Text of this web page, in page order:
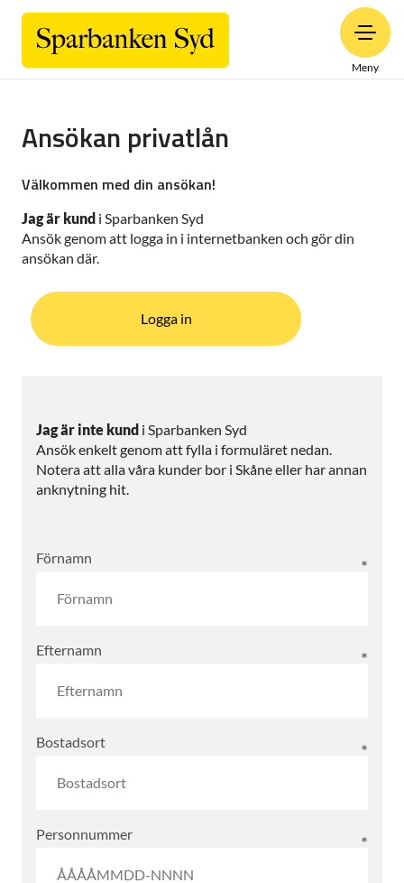
Meny
Ansökan privatlån
Välkommen med din ansökan!
Jag är kund i Sparbanken Syd
Ansök genom att logga in i internetbanken och gör din
ansökan där.
Logga in
Jag är inte kund i Sparbanken Syd
Ansök enkelt genom att fylla i formuläret nedan.
Notera att alla våra kunder bor i Skåne eller har annan
anknytning hit.
Förnamn
Efternamn
Bostadsort
Personnummer